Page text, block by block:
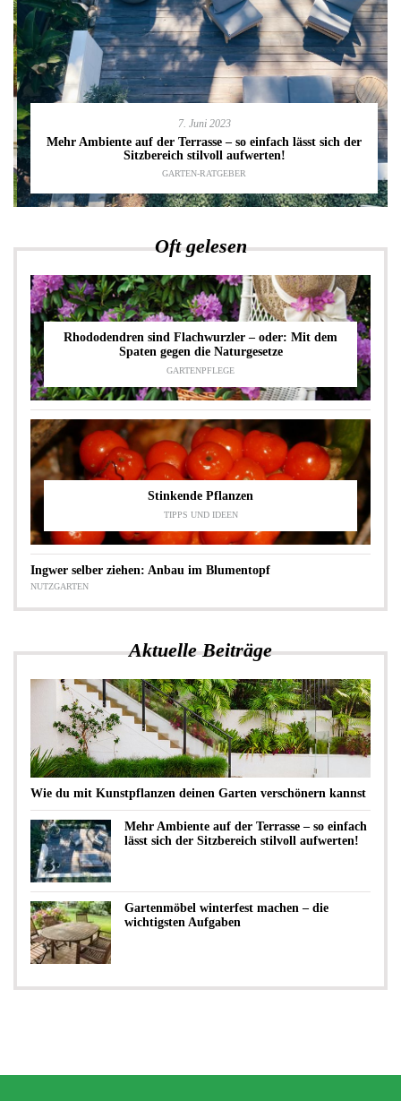
7. Juni 2023
Mehr Ambiente auf der Terrasse – so einfach lässt sich der
Sitzbereich stilvoll aufwerten!
GARTEN-RATGEBER
Oft gelesen
Rhododendren sind Flachwurzler – oder: Mit dem
Spaten gegen die Naturgesetze
GARTENPFLEGE
Stinkende Pflanzen
TIPPS UND IDEEN
Ingwer selber ziehen: Anbau im Blumentopf
NUTZGARTEN
Aktuelle Beiträge
Wie du mit Kunstpflanzen deinen Garten verschönern kannst
Mehr Ambiente auf der Terrasse – so einfach
lässt sich der Sitzbereich stilvoll aufwerten!
Gartenmöbel winterfest machen – die
wichtigsten Aufgaben